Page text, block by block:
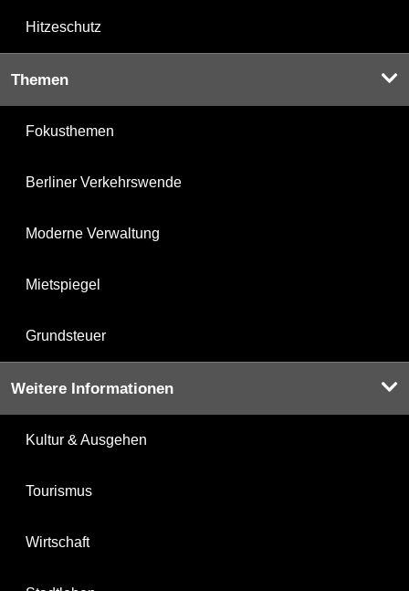
Hitzeschutz
Themen
Fokusthemen
Berliner Verkehrswende
Moderne Verwaltung
Mietspiegel
Grundsteuer
Weitere Informationen
Kultur & Ausgehen
Tourismus
Wirtschaft